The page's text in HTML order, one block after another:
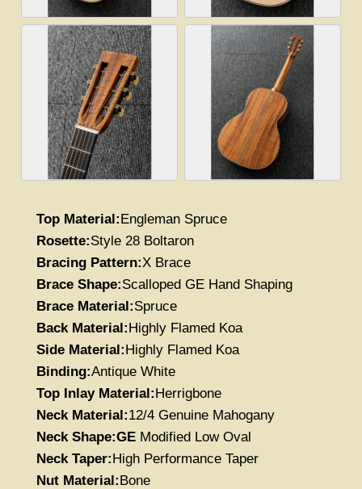
Top Material:Engleman Spruce
Rosette:Style 28 Boltaron
Bracing Pattern:X Brace
Brace Shape:Scalloped GE Hand Shaping
Brace Material:Spruce
Back Material:Highly Flamed Koa
Side Material:Highly Flamed Koa
Binding:Antique White
Top Inlay Material:Herrigbone
Neck Material:12/4 Genuine Mahogany
Neck Shape:GE Modified Low Oval
Neck Taper:High Performance Taper
Nut Material:Bone